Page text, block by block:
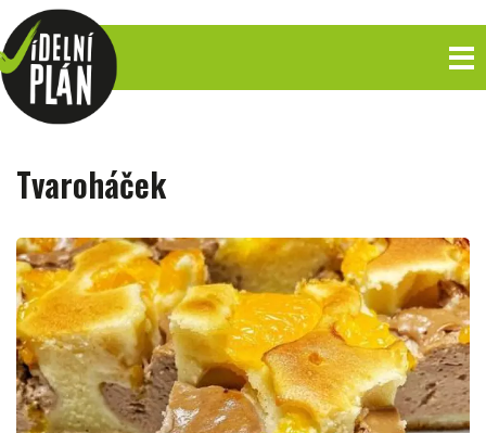
Tvaroháček